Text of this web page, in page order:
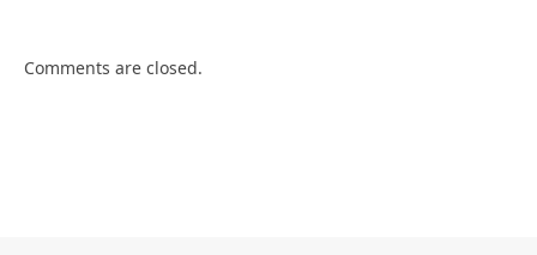
Comments are closed.